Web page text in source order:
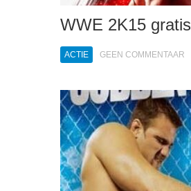
WWE 2K15
ACTIE GEEN COMMENTAAR